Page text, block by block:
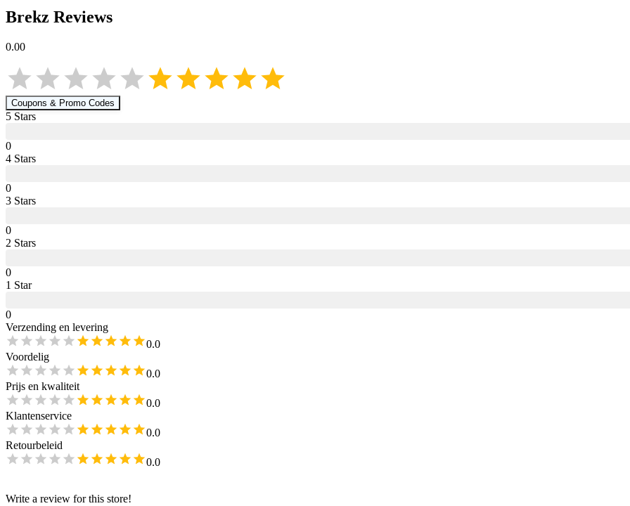
Brekz Reviews
0.00
Coupons & Promo Codes
5 Stars
0
4 Stars
0
3 Stars
0
2 Stars
0
1 Star
0
Verzending en levering
0.0
Voordelig
0.0
Prijs en kwaliteit
0.0
Klantenservice
0.0
Retourbeleid
0.0
Write a review for this store!